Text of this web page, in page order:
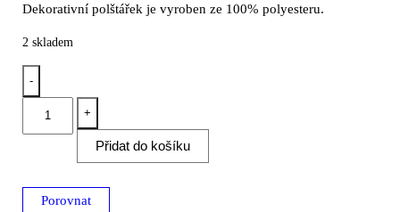
Dekorativní polštářek je vyroben ze 100% polyesteru.
2 skladem
-
+
Přidat do košíku
Porovnat